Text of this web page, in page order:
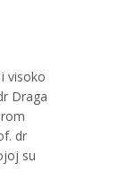
visoko
Draga
dr
su